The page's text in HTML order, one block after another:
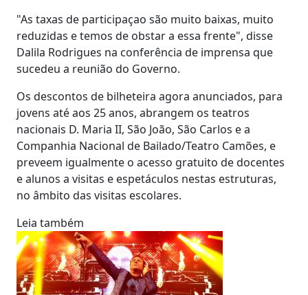
"As taxas de participaçao são muito baixas, muito
reduzidas e temos de obstar a essa frente", disse
Dalila Rodrigues na conferência de imprensa que
sucedeu a reunião do Governo.
Os descontos de bilheteira agora anunciados, para
jovens até aos 25 anos, abrangem os teatros
nacionais D. Maria II, São João, São Carlos e a
Companhia Nacional de Bailado/Teatro Camões, e
preveem igualmente o acesso gratuito de docentes
e alunos a visitas e espetáculos nestas estruturas,
no âmbito das visitas escolares.
Leia também